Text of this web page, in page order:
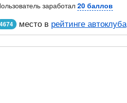
заработал 20 баллов
4674 место в рейтинге автоклуба